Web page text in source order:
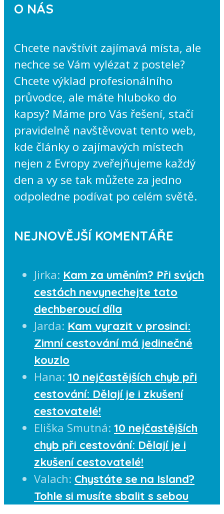
O NÁS
Chcete navštívit zajímavá místa, ale
nechce se Vám vylézat z postele?
Chcete výklad profesionálního
průvodce, ale máte hluboko do
kapsy? Máme pro Vás řešení, stačí
pravidelně navštěvovat tento web,
kde články o zajímavých místech
nejen z Evropy zveřejňujeme každý
den a vy se tak můžete za jedno
odpoledne podívat po celém světě.
NEJNOVĚJŠÍ KOMENTÁŘE
Jirka: Kam za uměním? Při svých
cestách nevynechejte tato
dechberoucí díla
Jarda: Kam vyrazit v prosinci:
Zimní cestování má jedinečné
kouzlo
Hana: 10 nejčastějších chyb při
cestování: Dělají je i zkušení
cestovatelé!
Eliška Smutná: 10 nejčastějších
chyb při cestování: Dělají je i
zkušení cestovatelé!
Valach: Chystáte se na Island?
Tohle si musíte sbalit s sebou